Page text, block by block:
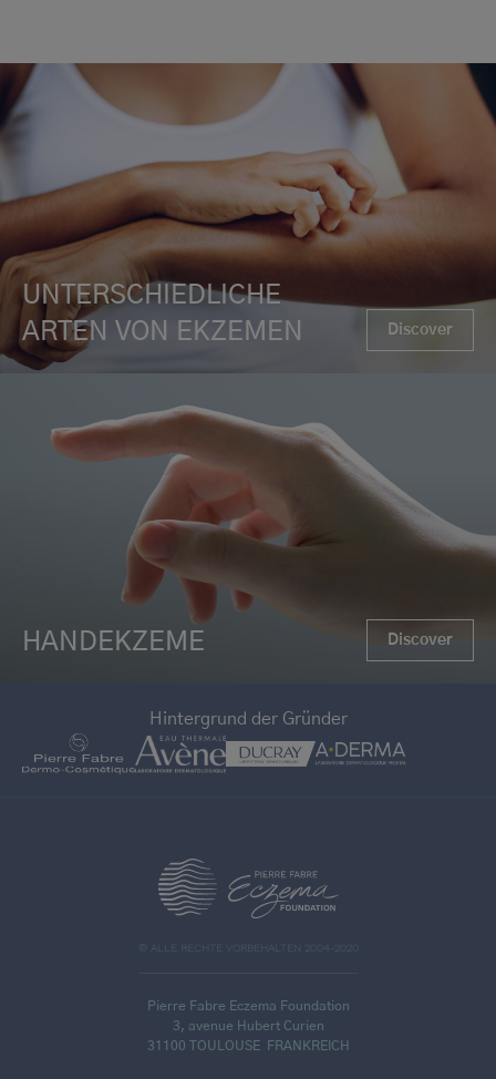
UNTERSCHIEDLICHE
ARTEN VON EKZEMEN
Discover
HANDEKZEME Discover
Hintergrund der Gründer
© ALLE RECHTE VORBEHALTEN 2004-2020
Pierre Fabre Eczema Foundation
3, avenue Hubert Curien
31100 TOULOUSE
FRANKREICH